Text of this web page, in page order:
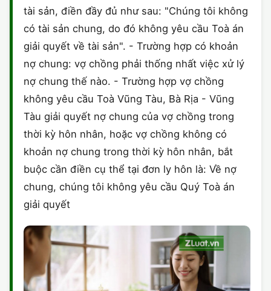
tài sản, điền đầy đủ như sau: "Chúng tôi không
có tài sản chung, do đó không yêu cầu Toà án
giải quyết về tài sản". - Trường hợp có khoản
nợ chung: vợ chồng phải thống nhất việc xử lý
nợ chung thế nào. - Trường hợp vợ chồng
không yêu cầu Toà Vũng Tàu, Bà Rịa - Vũng
Tàu giải quyết nợ chung của vợ chồng trong
thời kỳ hôn nhân, hoặc vợ chồng không có
khoản nợ chung trong thời kỳ hôn nhân, bắt
buộc cần điền cụ thể tại đơn ly hôn là: Về nợ
chung, chúng tôi không yêu cầu Quý Toà án
giải quyết